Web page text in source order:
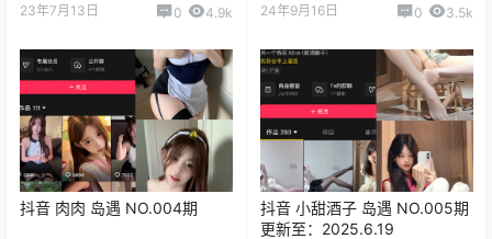
23年7月13日 0 4.9k 24年9月16日 0 3.5k
抖音 肉肉 岛遇 NO.004期
抖音 小甜酒子 岛遇 NO.005期
更新至：2025.6.19